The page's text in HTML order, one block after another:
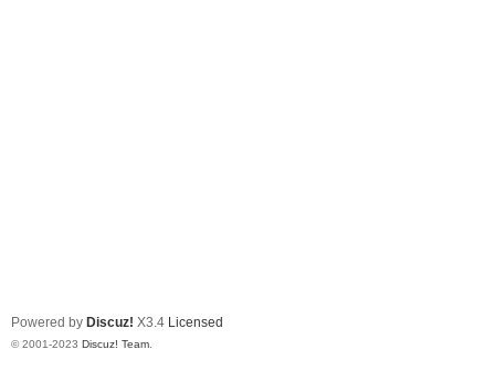
Powered by Discuz! X3.4 Licensed
© 2001-2023 Discuz! Team